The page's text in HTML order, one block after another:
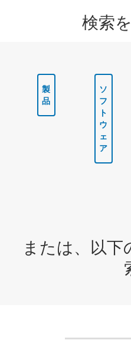
検索
製
品
ソ
フ
ト
ウ
ェ
ア
または、以下